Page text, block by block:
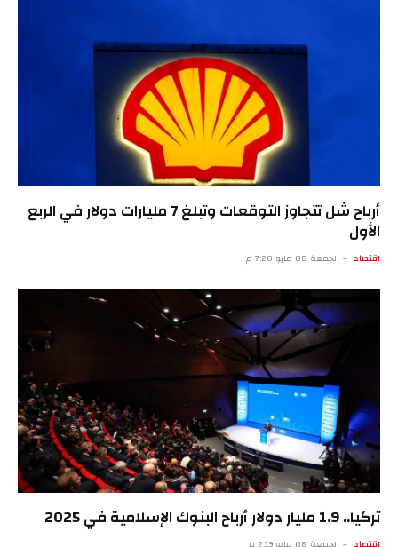
أرباح شل تتجاوز التوقعات وتبلغ 7 مليارات دولار في الربع
الأول
اقتصاد الجمعة 08 مايو 7:20 م
تركيا.. 1.9 مليار دولار أرباح البنوك الإسلامية في 2025